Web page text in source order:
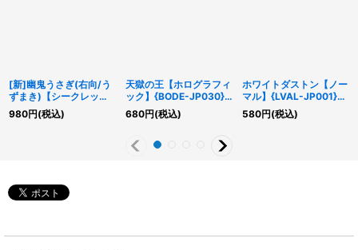
[新]幽鬼うさぎ(右向/う
ずまき)【シークレッ
ト】{RC03-JP007}
《モンスター》
980円(税込)
天獄の王【ホログラフィ
ック】{BODE-JP030}
《モンスター》
680円(税込)
ホワイトダストン【ノー
マル】{LVAL-JP001}
《モンスター》
580円(税込)